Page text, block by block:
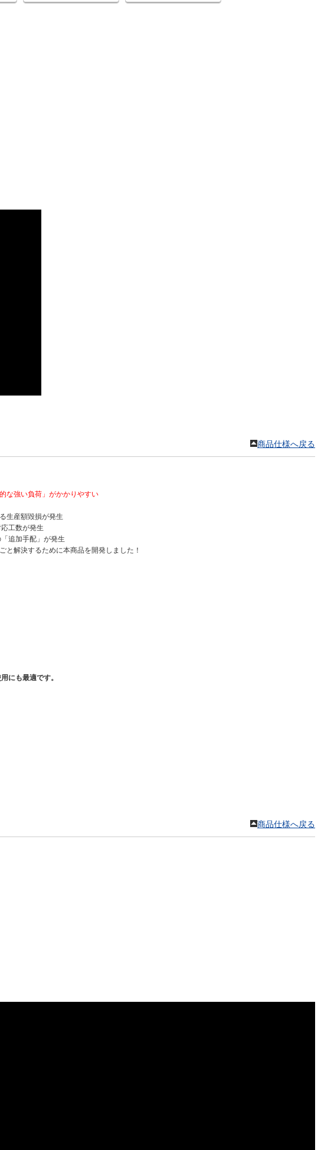
商品仕様へ戻る
的な強い負荷」がかかりやすい
生産額毀損が発生
工数が発生
追加手配」が発生
と解決するために本商品を開発しました！
にも最適です。
商品仕様へ戻る